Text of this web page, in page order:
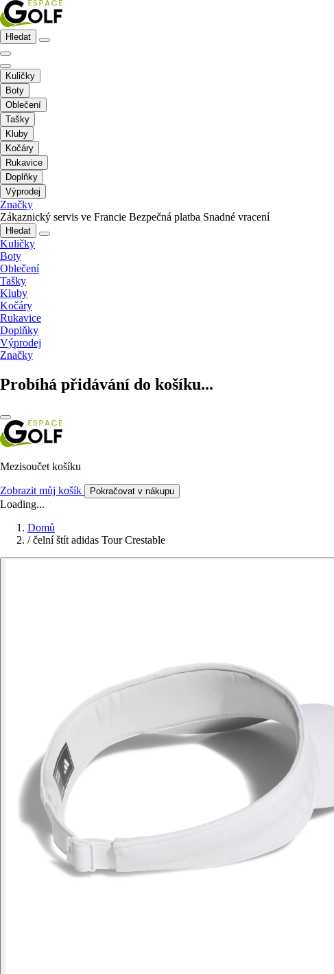
Hledat
Kuličky
Boty
Oblečení
Tašky
Kluby
Kočáry
Rukavice
Doplňky
Výprodej
Značky
Zákaznický servis ve Francie Bezpečná platba Snadné vracení
Hledat
Kuličky
Boty
Oblečení
Tašky
Kluby
Kočáry
Rukavice
Doplňky
Výprodej
Značky
Probíhá přidávání do košíku...
Mezisoučet košíku
Zobrazit můj košík Pokračovat v nákupu
Loading...
Domů
/ čelní štít adidas Tour Crestable